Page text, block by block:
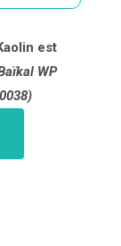
est
WP